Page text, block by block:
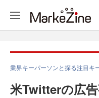
業界キーパーソンと探る注目キ
米Twitterの広告